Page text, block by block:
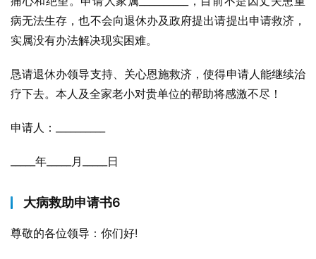
病无法生存，也不会向退休办及政府提出请提出申请救济，
实属没有办法解决现实困难。
恳请退休办领导支持、关心恩施救济，使得申请人能继续治
疗下去。本人及全家老小对贵单位的帮助将感激不尽！
申请人：__________
_____年_____月_____日
大病救助申请书6
尊敬的各位领导：你们好!